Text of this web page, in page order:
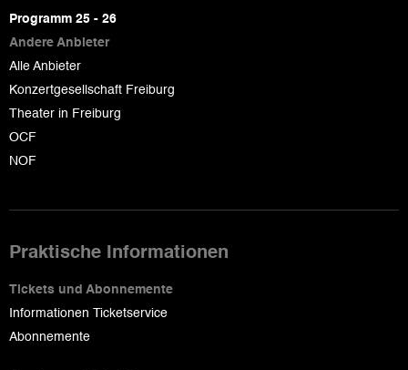
page
Programm 25 - 26
Andere Anbieter
Alle Anbieter
Konzertgesellschaft Freiburg
Theater in Freiburg
OCF
NOF
Praktische Informationen
Tickets und Abonnemente
Informationen Ticketservice
Abonnemente